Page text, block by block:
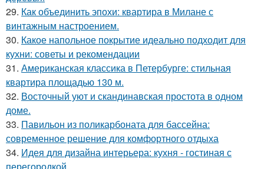
29. Как объединить эпохи: квартира в Милане с
винтажным настроением.
30. Какое напольное покрытие идеально подходит для
кухни: советы и рекомендации
31. Американская классика в Петербурге: стильная
квартира площадью 130 м.
32. Восточный уют и скандинавская простота в одном
доме.
33. Павильон из поликарбоната для бассейна:
современное решение для комфортного отдыха
34. Идея для дизайна интерьера: кухня - гостиная с
перегородкой.